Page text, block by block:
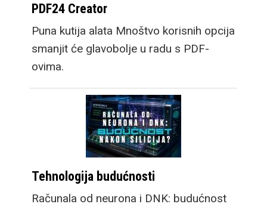
PDF24 Creator
Puna kutija alata Mnoštvo korisnih opcija
smanjit će glavobolje u radu s PDF-
ovima.
Tehnologija budućnosti
Računala od neurona i DNK: budućnost